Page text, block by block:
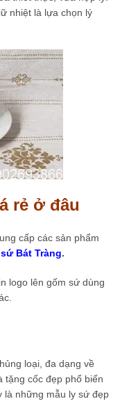
nhiệt là lựa chọn lý
rẻ ở đâu
cấp các sản phẩm
Bát Tràng.
logo lên gốm sứ dùng
loại, đa dạng về
tặng cốc đẹp phổ biến
là những mẫu ly sứ đẹp